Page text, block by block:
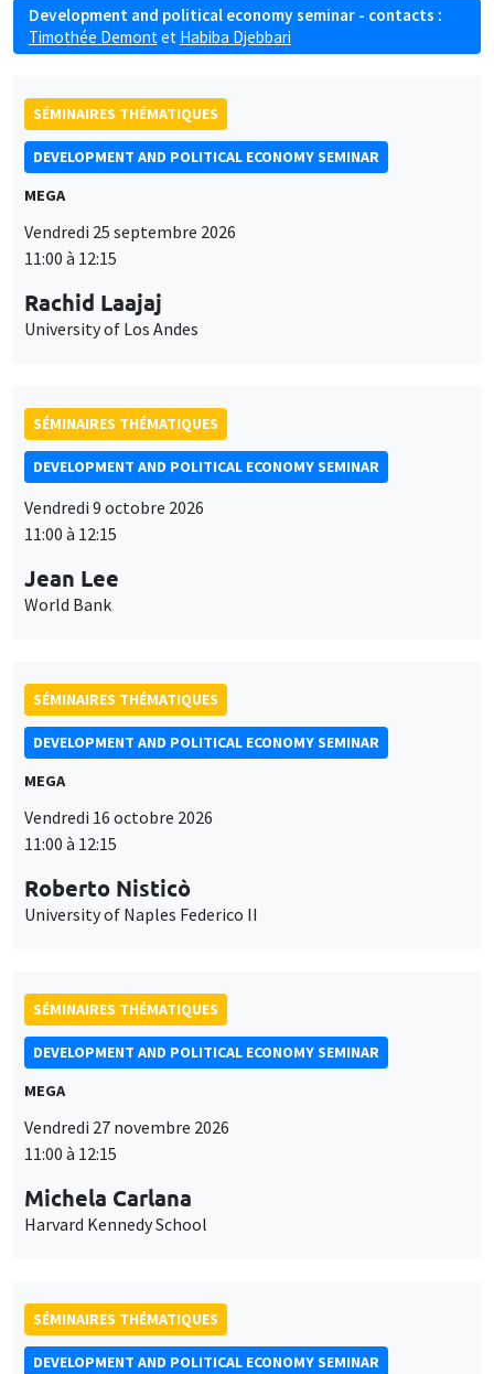
Development and political economy seminar - contacts :
Timothée Demont et Habiba Djebbari
SÉMINAIRES THÉMATIQUES
DEVELOPMENT AND POLITICAL ECONOMY SEMINAR
MEGA
Vendredi 25 septembre 2026
11:00 à 12:15
Rachid Laajaj
University of Los Andes
SÉMINAIRES THÉMATIQUES
DEVELOPMENT AND POLITICAL ECONOMY SEMINAR
Vendredi 9 octobre 2026
11:00 à 12:15
Jean Lee
World Bank
SÉMINAIRES THÉMATIQUES
DEVELOPMENT AND POLITICAL ECONOMY SEMINAR
MEGA
Vendredi 16 octobre 2026
11:00 à 12:15
Roberto Nisticò
University of Naples Federico II
SÉMINAIRES THÉMATIQUES
DEVELOPMENT AND POLITICAL ECONOMY SEMINAR
MEGA
Vendredi 27 novembre 2026
11:00 à 12:15
Michela Carlana
Harvard Kennedy School
SÉMINAIRES THÉMATIQUES
DEVELOPMENT AND POLITICAL ECONOMY SEMINAR